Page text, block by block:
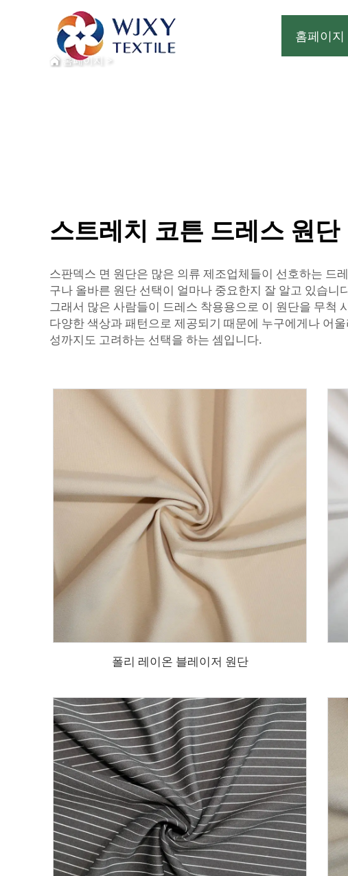
홈페이지
홈페이지 >
스트레치 코튼 드레스 원단
스판덱스 면 원단은 많은 의류 제조업체들이 선호하는 드
구나 올바른 원단 선택이 얼마나 중요한지 잘 알고 있습
그래서 많은 사람들이 드레스 착용용으로 이 원단을 무척
다양한 색상과 패턴으로 제공되기 때문에 누구에게나 어
성까지도 고려하는 선택을 하는 셈입니다.
폴리 레이온 블레이저 원단